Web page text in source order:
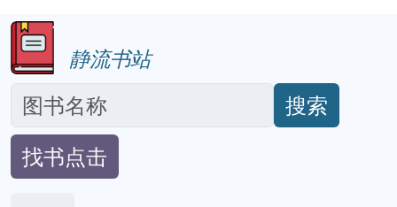
静流书站
搜索
找书点击